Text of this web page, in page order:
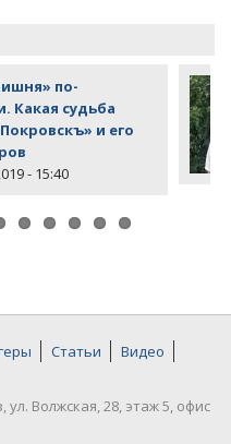
по-
Какая судьба
и его
- 15:40
Статьи
Видео
ул. Волжская, 28, этаж 5, офис